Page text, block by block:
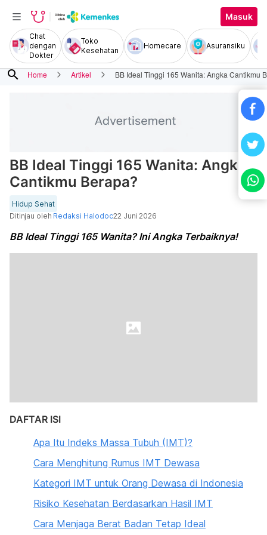
Masuk
Chat
dengan
Dokter
Toko
Kesehatan
Homecare Asuransiku
search Home Artikel BB Ideal Tinggi 165 Wanita: Angka Cantikmu
BB Ideal Tinggi 165 Wanita: Angka
Cantikmu Berapa?
Hidup Sehat
Ditinjau oleh Redaksi Halodoc22 Juni 2026
BB Ideal Tinggi 165 Wanita? Ini Angka Terbaiknya!
DAFTAR ISI
Apa Itu Indeks Massa Tubuh (IMT)?
Cara Menghitung Rumus IMT Dewasa
Kategori IMT untuk Orang Dewasa di Indonesia
Risiko Kesehatan Berdasarkan Hasil IMT
Cara Menjaga Berat Badan Tetap Ideal